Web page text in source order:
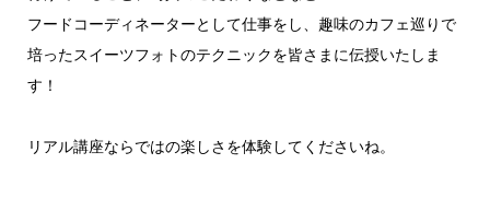
フードコーディネーターとして仕事をし、趣味のカフェ巡りで
培ったスイーツフォトのテクニックを皆さまに伝授いたしま
す！
リアル講座ならではの楽しさを体験してくださいね。